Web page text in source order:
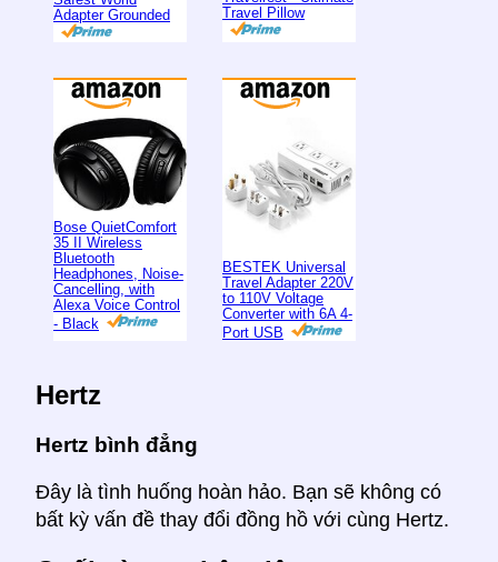
Adapter Grounded
Travel Pillow
Bose QuietComfort
35 II Wireless
Bluetooth
Headphones, Noise-
Cancelling, with
Alexa Voice Control
- Black
BESTEK Universal
Travel Adapter 220V
to 110V Voltage
Converter with 6A 4-
Port USB
Hertz
Hertz bình đẳng
Đây là tình huống hoàn hảo. Bạn sẽ không có
bất kỳ vấn đề thay đổi đồng hồ với cùng Hertz.